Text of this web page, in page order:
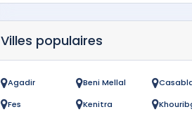
Villes populaires
Agadir Beni Mellal
Fes
Kenitra